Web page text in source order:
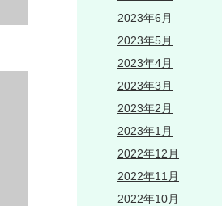
2023年6月
2023年5月
2023年4月
2023年3月
2023年2月
2023年1月
2022年12月
2022年11月
2022年10月